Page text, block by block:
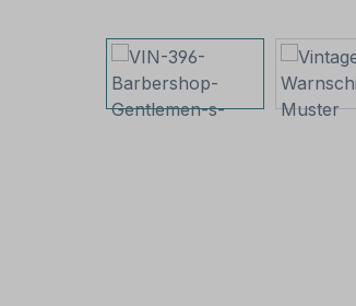
Bildergalerie überspringen